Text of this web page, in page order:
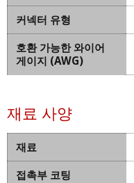
커넥터 유형
호환 가능한 와이어
게이지 (AWG)
재료 사양
재료
접촉부 코팅